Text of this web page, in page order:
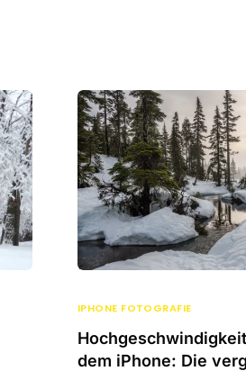
IPHONE FOTOGRAFIE
dem iPhone: Die